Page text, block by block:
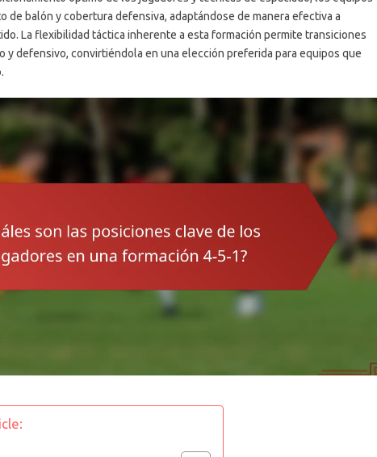
de balón y cobertura defensiva, adaptándose de manera efectiva a
La flexibilidad táctica inherente a esta formación permite transiciones
y defensivo, convirtiéndola en una elección preferida para equipos que